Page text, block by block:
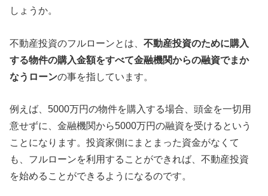
しょうか。
不動産投資のフルローンとは、不動産投資のために購入
する物件の購入金額をすべて金融機関からの融資でまか
なうローンの事を指しています。
例えば、5000万円の物件を購入する場合、頭金を一切用
意せずに、金融機関から5000万円の融資を受けるという
ことになります。投資家側にまとまった資金がなくて
も、フルローンを利用することができれば、不動産投資
を始めることができるようになるのです。